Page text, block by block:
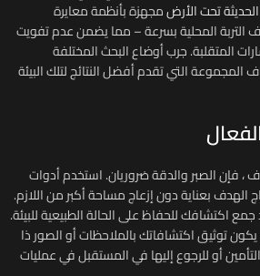
تحت الأرضمجهزة بأنظمة معايرة
التربة المحلية بسرعة – مما يضمن عدم تفويت
المتقلبة. جرب أوضاع البحث المختلفة
التي تقدم أفضل النتائج لتلك البيئة
فإن الصبر والدقة ضروريان. استخدم أدوات
الهدف بعناية دون إزعاج مساحة أكبر من اللازم.
اكتشافك للحفاظ على الحالة الطبيعية للبيئة.
توثيق اكتشافاتك بالملاحظات أو الصور ذا
أو للرجوع إليها في المستقبل في عمليات